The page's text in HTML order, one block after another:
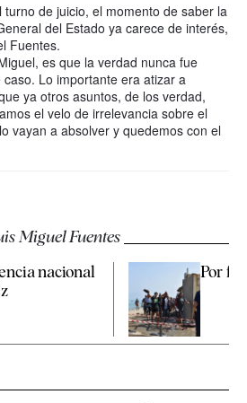
turno de juicio, el momento de saber la
del Estado ya carece de interés,
Fuentes.
es que la verdad nunca fue
Lo importante era atizar a
ya otros asuntos, de los verdad,
el velo de irrelevancia sobre el
vayan a absolver y quedemos con el
Miguel Fuentes
nacional
Por